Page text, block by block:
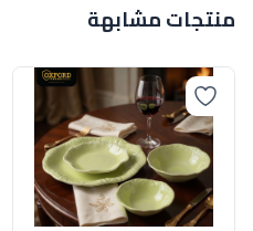
منتجات مشابهة